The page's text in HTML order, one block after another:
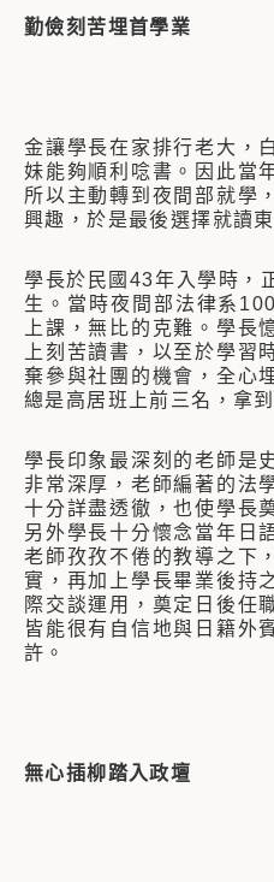
勤儉刻苦埋首學業
金讓學長在家排行老大，
妹能夠順利唸書。因此當
所以主動轉到夜間部就學
興趣，於是最後選擇就讀
學長於民國43年入學時，
生。當時夜間部法律系
上課，無比的克難。學長
上刻苦讀書，以至於學習
棄參與社團的機會，全心
總是高居班上前三名，拿
學長印象最深刻的老師是
非常深厚，老師編著的法
十分詳盡透徹，也使學長
另外學長十分懷念當年日
老師孜孜不倦的教導之下
實，再加上學長畢業後持
際交談運用，奠定日後任
皆能很有自信地與日籍外
許。
無心插柳踏入政壇